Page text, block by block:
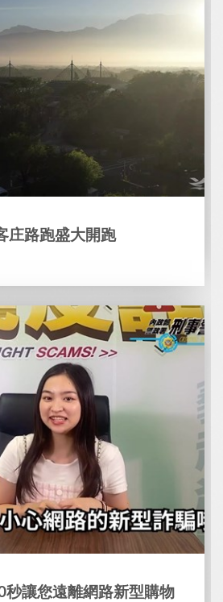
庄路跑盛大開跑
秒讓您遠離網路新型購物